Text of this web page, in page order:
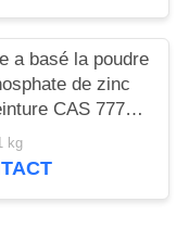
a basé la poudre
de zinc
CAS 7779-
le bateau et
kg